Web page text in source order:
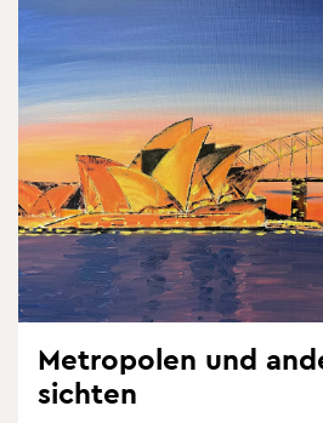
Me­tro­po­len und
sich­ten